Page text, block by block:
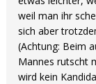
weil man ihr
sich aber
(Achtung: Beim
Mannes rutscht
wird kein